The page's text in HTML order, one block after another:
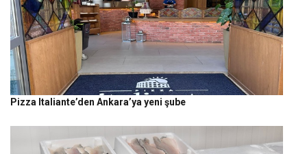
Pizza Italiante’den Ankara’ya yeni şube